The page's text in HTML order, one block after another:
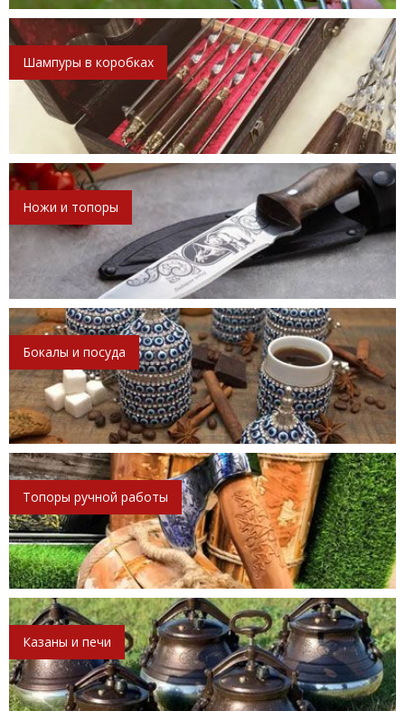
Шампуры в коробках
Ножи и топоры
Бокалы и посуда
Топоры ручной работы
Казаны и печи